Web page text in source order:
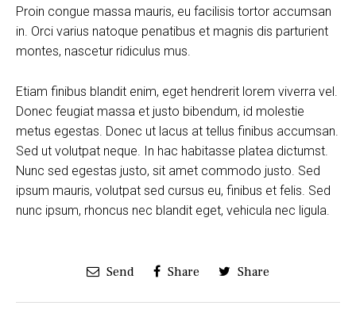
Proin congue massa mauris, eu facilisis tortor accumsan
in. Orci varius natoque penatibus et magnis dis parturient
montes, nascetur ridiculus mus.
Etiam finibus blandit enim, eget hendrerit lorem viverra vel.
Donec feugiat massa et justo bibendum, id molestie
metus egestas. Donec ut lacus at tellus finibus accumsan.
Sed ut volutpat neque. In hac habitasse platea dictumst.
Nunc sed egestas justo, sit amet commodo justo. Sed
ipsum mauris, volutpat sed cursus eu, finibus et felis. Sed
nunc ipsum, rhoncus nec blandit eget, vehicula nec ligula.
Send Share Share